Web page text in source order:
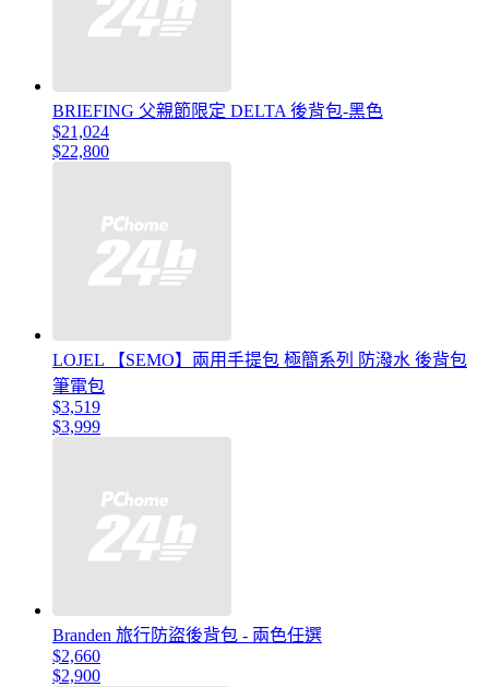
BRIEFING 父親節限定 DELTA 後背包-黑色
$21,024
$22,800
LOJEL 【SEMO】兩用手提包 極簡系列 防潑水 後背包
筆電包
$3,519
$3,999
Branden 旅行防盜後背包 - 兩色任選
$2,660
$2,900